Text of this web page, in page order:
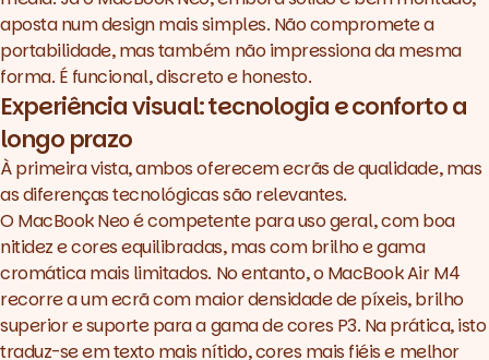
aposta numdesignmais simples. Não compromete a
portabilidade, mas também não impressiona da mesma
forma. É funcional, discreto e honesto.
Experiência visual: tecnologia e conforto a
longo prazo
À primeira vista, ambos oferecem ecrãs de qualidade, mas
as diferenças tecnológicas são relevantes.
O MacBook Neo é competente para uso geral, com boa
nitidez e cores equilibradas, mas com brilho e gama
cromática mais limitados. No entanto, o MacBook Air M4
recorre a um ecrã com maior densidade de píxeis, brilho
superior e suporte para a gama de cores P3. Na prática, isto
traduz-se em texto mais nítido, cores mais fiéis e melhor